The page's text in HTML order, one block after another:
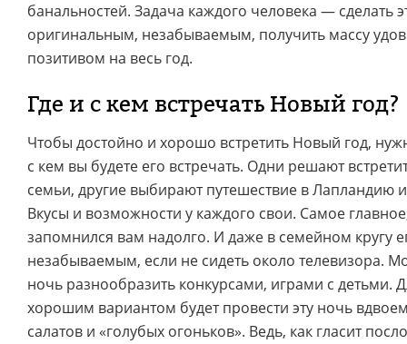
банальностей. Задача каждого человека — сделать
оригинальным, незабываемым, получить массу
позитивом на весь год.
Где и с кем встречать Новый год?
Чтобы достойно и хорошо встретить Новый год,
с кем вы будете его встречать. Одни решают
семьи, другие выбирают путешествие в Лапландию
Вкусы и возможности у каждого свои. Самое
запомнился вам надолго. И даже в семейном кругу
незабываемым, если не сидеть около телевизора.
ночь разнообразить конкурсами, играми с детьми.
хорошим вариантом будет провести эту ночь
салатов и «голубых огоньков». Ведь, как гласит